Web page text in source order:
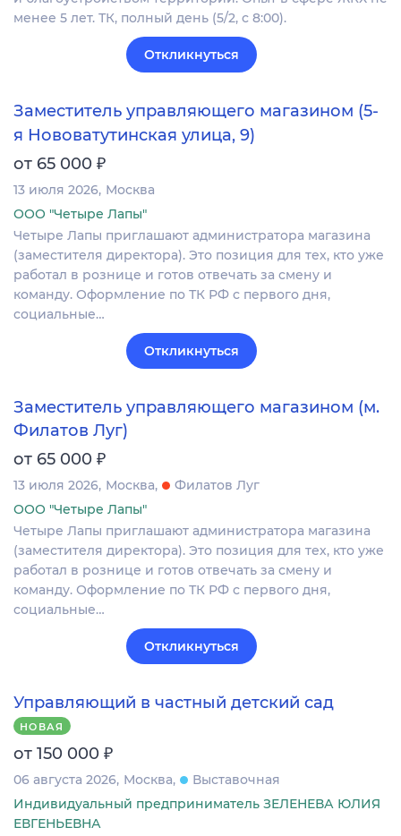
менее 5 лет. ТК, полный день (5/2, с 8:00).
Откликнуться
Заместитель управляющего магазином (5-
я Нововатутинская улица, 9)
от 65 000 ₽
13 июля 2026 Москва
ООО "Четыре Лапы"
Четыре Лапы приглашают администратора магазина
(заместителя директора). Это позиция для тех, кто уже
работал в рознице и готов отвечать за смену и
команду. Оформление по ТК РФ с первого дня,
социальные…
Откликнуться
Заместитель управляющего магазином (м.
Филатов Луг)
от 65 000 ₽
13 июля 2026 Москва
Филатов Луг
ООО "Четыре Лапы"
Четыре Лапы приглашают администратора магазина
(заместителя директора). Это позиция для тех, кто уже
работал в рознице и готов отвечать за смену и
команду. Оформление по ТК РФ с первого дня,
социальные…
Откликнуться
Управляющий в частный детский сад
НОВАЯ
от 150 000 ₽
06 августа 2026 Москва
Выставочная
Индивидуальный предприниматель ЗЕЛЕНЕВА ЮЛИЯ
ЕВГЕНЬЕВНА